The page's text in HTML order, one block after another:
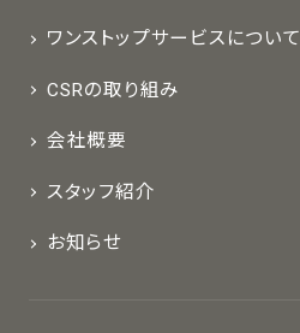
ワンストップサービスについて
CSRの取り組み
会社概要
スタッフ紹介
お知らせ